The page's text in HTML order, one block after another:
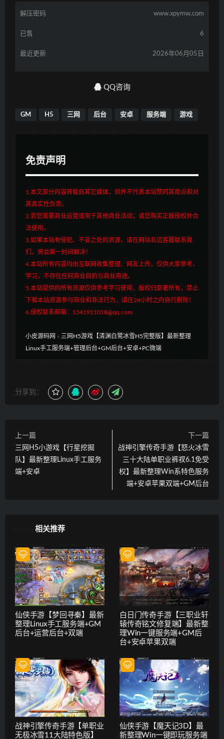
解压密码 www.xpymw.com
已售 6
最近更新 2026年06月05日
QQ咨询
GM H5 三网 后台 安卓 服务端 游戏
免责声明
1.本文部分内容转载自其它媒体，但并不代表本站赞同其观点和对
其真实性负责。
2.若您需要商业运营或用于其他商业活动，请您购买正版授权并合
法使用。
3.如果本站有侵犯、不妥之处的资源，请在网站右边客服联系我
们。将会第一时间解决！
4.本站所有内容均由互联网收集整理、网友上传，仅供大家参考、
学习，不存在任何商业目的与商业用途。
5.本站提供的所有资源仅供参考学习使用，版权归原著所有，禁止
下载本站资源参与商业和非法行为，请在24小时之内自行删除！
6.侵权联系邮箱：1541911018@qq.com
小皮源码网 » 三网H5游戏【清渊白鹭冰雪H5完整版】最新整理
Linux手工服务端+管理后台+GM后台+安卓+PC微端
分享到：
上一篇
三网H5小游戏【行星挖掘
队】最新整理Linux手工服务
端+安卓
下一篇
战神引擎传奇手游【怒火冰雪
三十大陆单职业裤衩6.1免受
权】最新整理Win系特色服务
端+安卓苹果双端+GM后台
相关推荐
仙侠手游【梦回寻秦】最新
整理Linux手工服务端+GM
后台+运营后台+双端
白日门传奇手游【三职业轩
辕传奇铭文修复端】最新整
理Win一键服务端+GM后
台+安卓苹果双端
战神引擎传奇手游【单职业
无极冰雪11大陆特色版】
仙侠手游【魔天记3D】最
新整理Win一键即玩服务端